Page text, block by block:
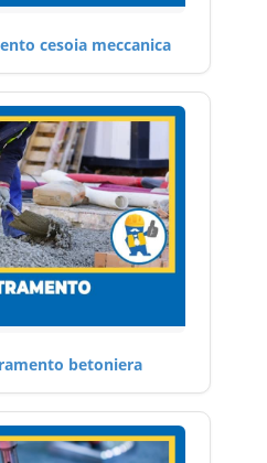
cesoia meccanica
betoniera